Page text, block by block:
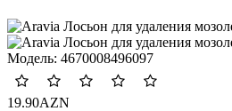
Модель: 4670008496097
19.90AZN